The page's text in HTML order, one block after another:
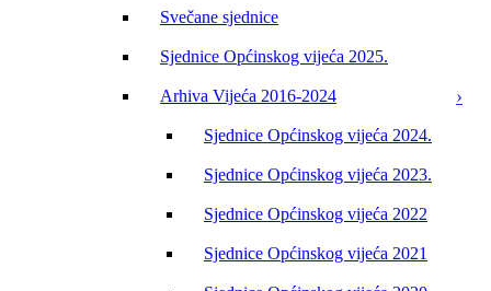
Svečane sjednice
Sjednice Općinskog vijeća 2025.
Arhiva Vijeća 2016-2024
Sjednice Općinskog vijeća 2024.
Sjednice Općinskog vijeća 2023.
Sjednice Općinskog vijeća 2022
Sjednice Općinskog vijeća 2021